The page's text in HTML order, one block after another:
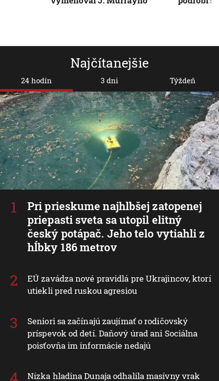
Najčítanejšie
24 hodín
Pri prieskume najhlbšej zatopenej
priepasti sveta sa utopil elitný
český potápač. Jeho telo vytiahli z
hĺbky 186 metrov
EÚ zavádza nové pravidlá pre Ukrajincov, ktorí
utiekli pred ruskou agresiou
Seniori sa začínajú zaujímať o rodičovský
príspevok od detí. Daňový úrad ani Sociálna
poisťovňa im informácie nedajú
Nízka hladina Dunaja odhalila masívny vrak
3 dni Týždeň